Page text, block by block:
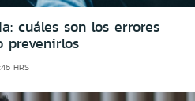
cuáles son los errores
prevenirlos
HRS